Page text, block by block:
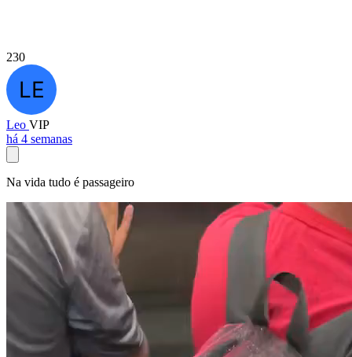
230
Leo VIP
há 4 semanas
Na vida tudo é passageiro